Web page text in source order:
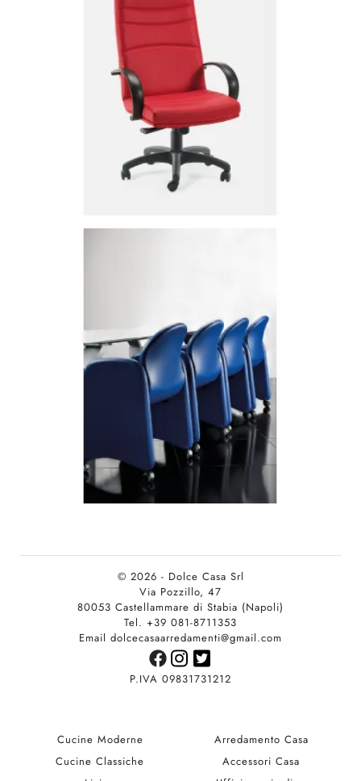
© 2026 - Dolce Casa Srl
Via Pozzillo, 47
80053 Castellammare di Stabia (Napoli)
Tel. +39 081-8711353
Email dolcecasaarredamenti@gmail.com
P.IVA 09831731212
Cucine Moderne
Cucine Classiche
Arredamento Casa
Accessori Casa